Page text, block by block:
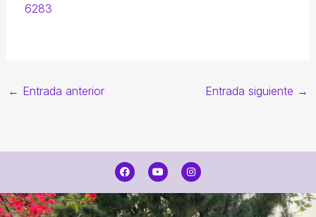
6283
← Entrada anterior Entrada siguiente →
F
a
c
e
b
Y
o
u
t
u
I
n
s
t
a